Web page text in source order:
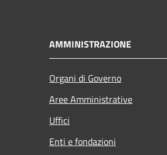
AMMINISTRAZIONE
Organi di Governo
Aree Amministrative
Uffici
Enti e fondazioni